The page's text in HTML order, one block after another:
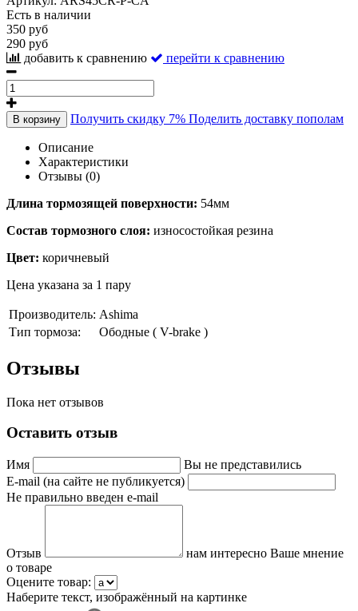
Есть в наличии
350 руб
290 руб
добавить к сравнению
перейти к сравнению
В корзину Получить скидку 7% Поделить доставку пополам
Описание
Характеристики
Отзывы (0)
Длина тормозящей поверхности: 54мм
Состав тормозного слоя: износостойкая резина
Цвет: коричневый
Цена указана за 1 пару
Производитель: Ashima
Тип тормоза:
Ободные ( V-brake )
Отзывы
Пока нет отзывов
Оставить отзыв
Имя
Вы не представились
E-mail (на сайте не публикуется)
Не правильно введен e-mail
Отзыв
нам интересно Ваше мнение
о товаре
Оцените товар:
Наберите текст, изображённый на картинке